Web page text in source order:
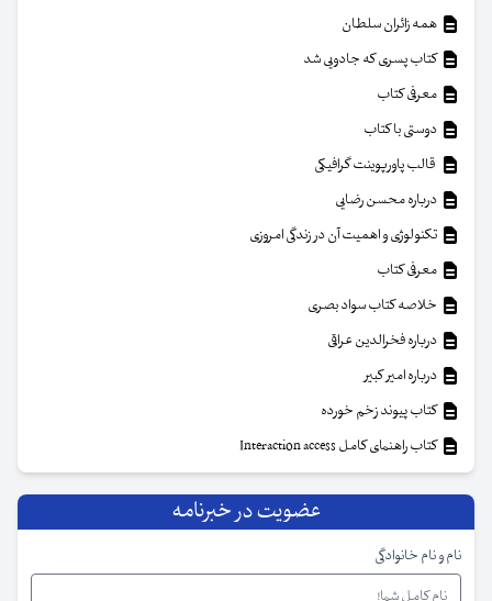
همه زائران سلطان
کتاب پسری که جادویی شد
معرفی کتاب
دوستی با کتاب
قالب پاورپوینت گرافیکی
درباره محسن رضایی
تکنولوژی و اهمیت آن در زندگی امروزی
معرفی کتاب
خلاصه کتاب سواد بصری
درباره فخرالدین عراقی
درباره امیر کبیر
کتاب پیوند زخم خورده
کتاب راهنمای کامل Interaction access
عضویت در خبرنامه
نام و نام خانوادگی